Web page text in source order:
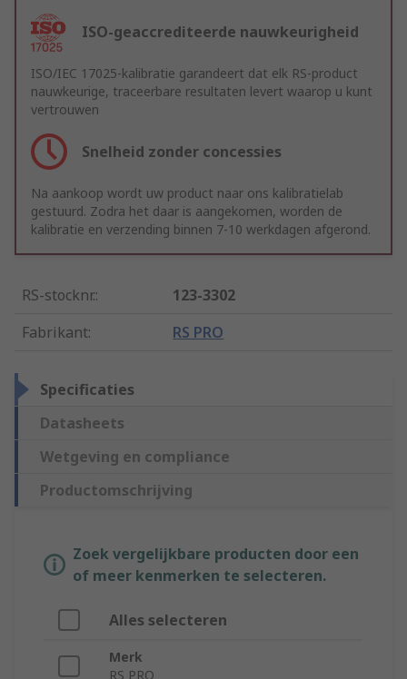
ISO-geaccrediteerde nauwkeurigheid
ISO/IEC 17025-kalibratie garandeert dat elk RS-product
nauwkeurige, traceerbare resultaten levert waarop u kunt
vertrouwen
Snelheid zonder concessies
Na aankoop wordt uw product naar ons kalibratielab
gestuurd. Zodra het daar is aangekomen, worden de
kalibratie en verzending binnen 7-10 werkdagen afgerond.
RS-stocknr.:
123-3302
Fabrikant: RS PRO
Specificaties
Datasheets
Wetgeving en compliance
Productomschrijving
Zoek vergelijkbare producten door een
of meer kenmerken te selecteren.
Alles selecteren
Merk
RS PRO